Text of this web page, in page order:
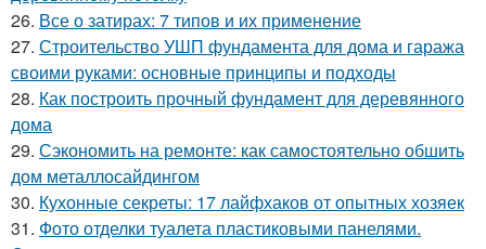
26. Все о затирах: 7 типов и их применение
27. Строительство УШП фундамента для дома и гаража
своими руками: основные принципы и подходы
28. Как построить прочный фундамент для деревянного
дома
29. Сэкономить на ремонте: как самостоятельно обшить
дом металлосайдингом
30. Кухонные секреты: 17 лайфхаков от опытных хозяек
31. Фото отделки туалета пластиковыми панелями.